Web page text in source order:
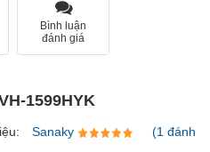
Bình luận
đánh giá
1599HYK
Sanaky
(1 đánh